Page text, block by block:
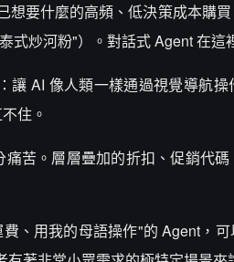
要什麼的高頻、低決策成本購
式炒河粉"）。對話式 Agent 在這
AI 像人類一樣通過視覺導航
住。
苦。層層疊加的折扣、促銷代
、用我的母語操作"的 Agent，